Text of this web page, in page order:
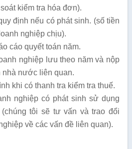
kiểm tra hóa đơn).
định nếu có phát sinh. (số tiền
nghiệp chịu).
cáo quyết toán năm.
nghiệp lưu theo năm và nộp
nhà nước liên quan.
khi có thanh tra kiểm tra thuế.
nghiệp có phát sinh sử dụng
tôi sẽ tư vấn và trao đổi
về các vấn đề liên quan).